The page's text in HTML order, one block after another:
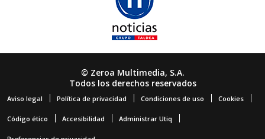
© Zeroa Multimedia, S.A.
Todos los derechos reservados
Aviso legal Política de privacidad Condiciones de uso Cookies
Código ético Accesibilidad Administrar Utiq